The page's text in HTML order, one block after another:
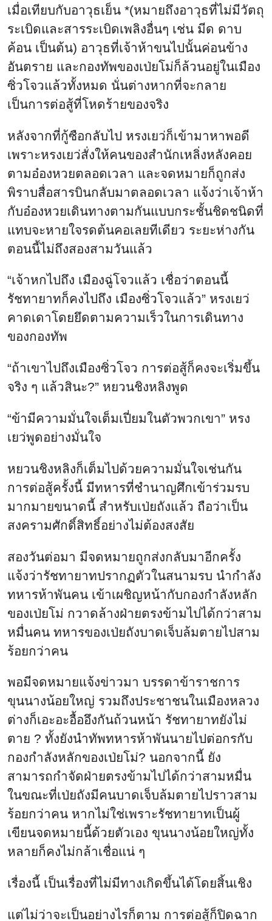
เมื่อเทียบกับอาวุธเย็น *(หมายถึงอาวุธที่ไม่มีวัตถุ
ระเบิดและสารระเบิดเพลิงอื่นๆ เช่น มีด ดาบ
ค้อน เป็นต้น) อาวุธที่เจ้าห้าขนไปนั้นค่อนข้าง
อันตราย และกองทัพของเป่ยโม่ก็ล้วนอยู่ในเมือง
ซิ่วโจวแล้วทั้งหมด นั่นต่างหากที่จะกลาย
เป็นการต่อสู้ที่โหดร้ายของจริง
หลังจากที่กู้ซือกลับไป หรงเยว่ก็เข้ามาหาพอดี
เพราะหรงเยว่สั่งให้คนของสำนักเหลิ่งหลังคอย
ตามอ๋องหวยตลอดเวลา และจดหมายก็ถูกส่ง
พิราบสื่อสารบินกลับมาตลอดเวลา แจ้งว่าเจ้าห้า
กับอ๋องหวยเดินทางตามกันแบบกระชั้นชิดชนิดที่
แทบจะหายใจรดต้นคอเลยทีเดียว ระยะห่างกัน
ตอนนี้ไม่ถึงสองสามวันแล้ว
“เจ้าหกไปถึง เมืองฉู่โจวแล้ว เชื่อว่าตอนนี้
รัชทายาทก็คงไปถึง เมืองซิ่วโจวแล้ว” หรงเยว่
คาดเดาโดยยึดตามความเร็วในการเดินทาง
ของกองทัพ
“ถ้าเขาไปถึงเมืองซิ่วโจว การต่อสู้ก็คงจะเริ่มขึ้น
จริง ๆ แล้วสินะ?” หยวนชิงหลิงพูด
“ข้ามีความมั่นใจเต็มเปี่ยมในตัวพวกเขา” หรง
เยว่พูดอย่างมั่นใจ
หยวนชิงหลิงก็เต็มไปด้วยความมั่นใจเช่นกัน
การต่อสู้ครั้งนี้ มีทหารที่ชำนาญศึกเข้าร่วมรบ
มากมายขนาดนี้ สำหรับเป่ยถังแล้ว ถือว่าเป็น
สงครามศักดิ์สิทธิ์อย่างไม่ต้องสงสัย